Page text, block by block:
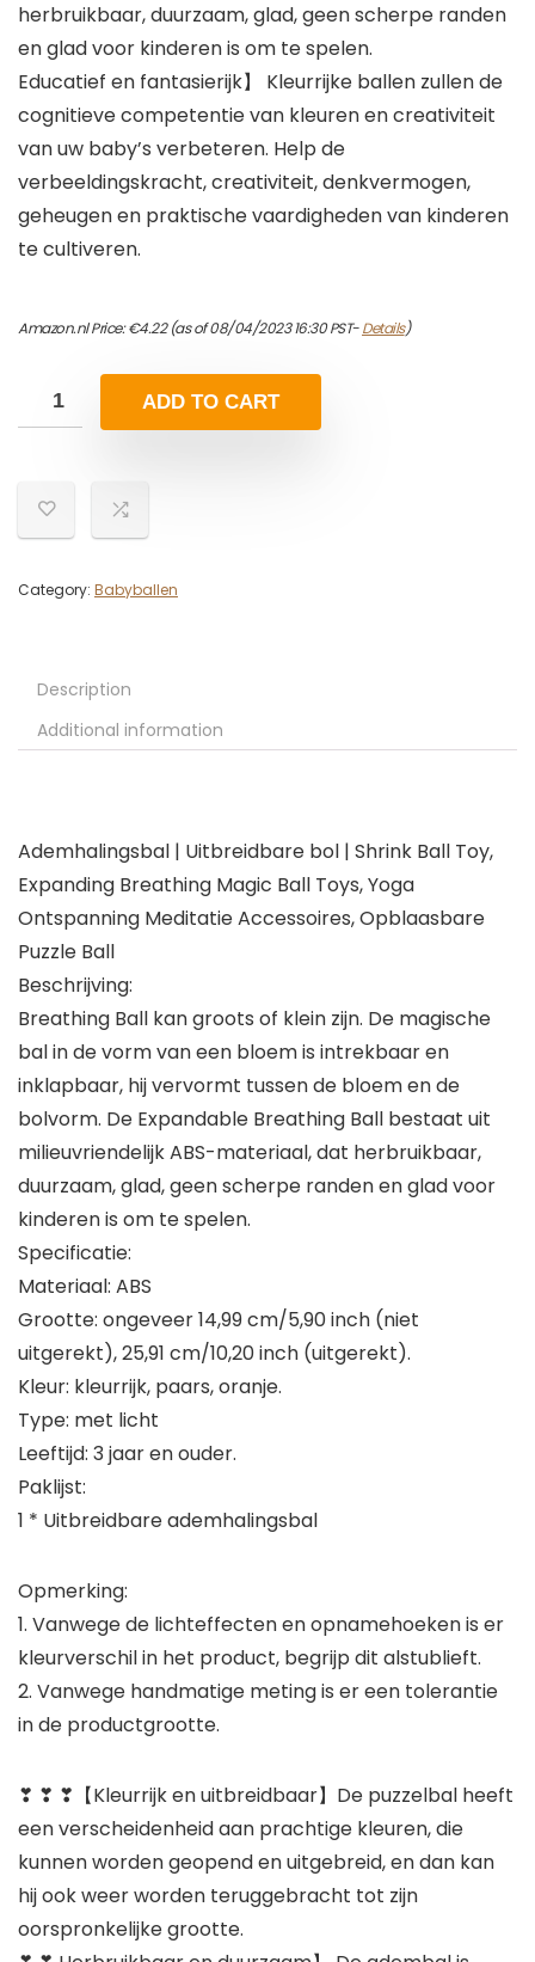
herbruikbaar, duurzaam, glad, geen scherpe randen
en glad voor kinderen is om te spelen.
Educatief en fantasierijk】 Kleurrijke ballen zullen de
cognitieve competentie van kleuren en creativiteit
van uw baby’s verbeteren. Help de
verbeeldingskracht, creativiteit, denkvermogen,
geheugen en praktische vaardigheden van kinderen
te cultiveren.
Amazon.nl Price:€4.22(as of 08/04/2023 16:30 PST-Details)
ADD TO CART
Category: Babyballen
Description
Additional information
Ademhalingsbal | Uitbreidbare bol | Shrink Ball Toy,
Expanding Breathing Magic Ball Toys, Yoga
Ontspanning Meditatie Accessoires, Opblaasbare
Puzzle Ball
Beschrijving:
Breathing Ball kan groots of klein zijn. De magische
bal in de vorm van een bloem is intrekbaar en
inklapbaar, hij vervormt tussen de bloem en de
bolvorm. De Expandable Breathing Ball bestaat uit
milieuvriendelijk ABS-materiaal, dat herbruikbaar,
duurzaam, glad, geen scherpe randen en glad voor
kinderen is om te spelen.
Specificatie:
Materiaal: ABS
Grootte: ongeveer 14,99 cm/5,90 inch (niet
uitgerekt), 25,91 cm/10,20 inch (uitgerekt).
Kleur: kleurrijk, paars, oranje.
Type: met licht
Leeftijd: 3 jaar en ouder.
Paklijst:
1 * Uitbreidbare ademhalingsbal
Opmerking:
1. Vanwege de lichteffecten en opnamehoeken is er
kleurverschil in het product, begrijp dit alstublieft.
2. Vanwege handmatige meting is er een tolerantie
in de productgrootte.
❣ ❣ ❣【Kleurrijk en uitbreidbaar】De puzzelbal heeft
een verscheidenheid aan prachtige kleuren, die
kunnen worden geopend en uitgebreid, en dan kan
hij ook weer worden teruggebracht tot zijn
oorspronkelijke grootte.